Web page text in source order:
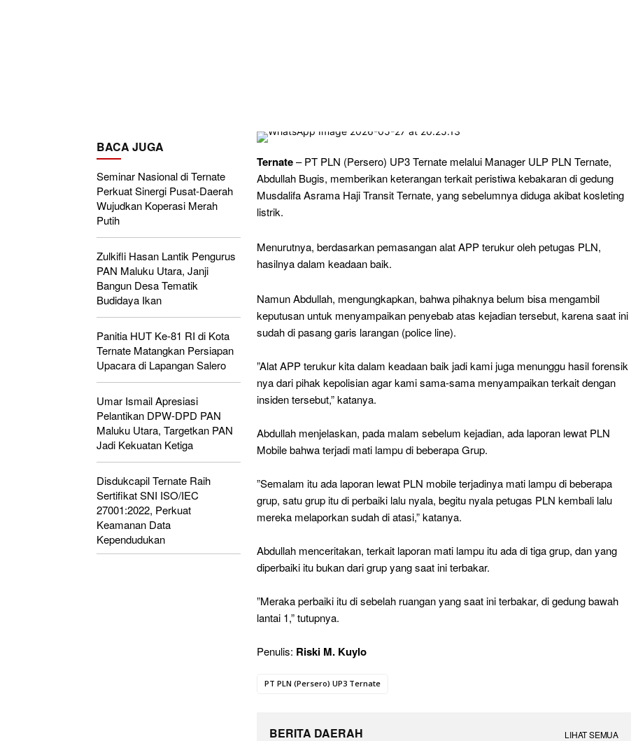
BACA JUGA
Seminar Nasional di Ternate
Perkuat Sinergi Pusat-Daerah
Wujudkan Koperasi Merah
Putih
Zulkifli Hasan Lantik Pengurus
PAN Maluku Utara, Janji
Bangun Desa Tematik
Budidaya Ikan
Panitia HUT Ke-81 RI di Kota
Ternate Matangkan Persiapan
Upacara di Lapangan Salero
Umar Ismail Apresiasi
Pelantikan DPW-DPD PAN
Maluku Utara, Targetkan PAN
Jadi Kekuatan Ketiga
Disdukcapil Ternate Raih
Sertifikat SNI ISO/IEC
27001:2022, Perkuat
Keamanan Data
Kependudukan
Ternate– PT PLN (Persero) UP3 Ternate melalui ‎Manager ULP PLN Ternate,
Abdullah Bugis, memberikan keterangan terkait peristiwa kebakaran di gedung
Musdalifa Asrama Haji Transit Ternate, yang sebelumnya diduga akibat kosleting
listrik.
Menurutnya, berdasarkan pemasangan alat APP terukur oleh petugas PLN,
hasilnya dalam keadaan baik.
Namun Abdullah, mengungkapkan, bahwa pihaknya belum bisa mengambil
keputusan untuk menyampaikan penyebab atas kejadian tersebut, karena saat ini
sudah di pasang garis larangan (police line).
‎”Alat APP terukur kita dalam keadaan baik jadi kami juga menunggu hasil forensik
nya dari pihak kepolisian agar kami sama-sama menyampaikan terkait dengan
insiden tersebut,” katanya.
‎Abdullah menjelaskan, pada malam sebelum kejadian, ada laporan lewat PLN
Mobile bahwa terjadi mati lampu di beberapa Grup.
‎”Semalam itu ada laporan lewat PLN mobile terjadinya mati lampu di beberapa
grup, satu grup itu di perbaiki lalu nyala, begitu nyala petugas PLN kembali lalu
mereka melaporkan sudah di atasi,” katanya.
‎Abdullah menceritakan, terkait laporan mati lampu itu ada di tiga grup, dan yang
diperbaiki itu bukan dari grup yang saat ini terbakar.
‎”Meraka perbaiki itu di sebelah ruangan yang saat ini terbakar, di gedung bawah
lantai 1,” tutupnya.
‎Penulis: Riski M. Kuylo
PT PLN (Persero) UP3 Ternate
BERITA DAERAH LIHAT SEMUA